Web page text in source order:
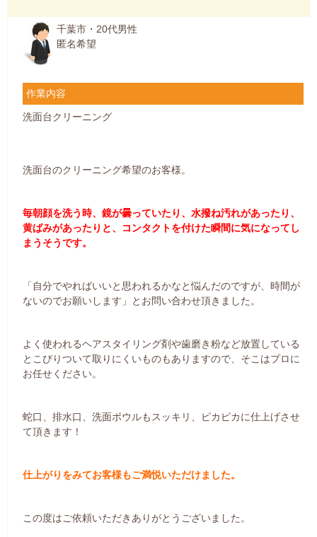
千葉市・20代男性
匿名希望
作業内容
洗面台クリーニング
洗面台のクリーニング希望のお客様。
毎朝顔を洗う時、鏡が曇っていたり、水撥ね汚れがあったり、
黄ばみがあったりと、コンタクトを付けた瞬間に気になってし
まうそうです。
「自分でやればいいと思われるかなと悩んだのですが、時間が
ないのでお願いします」とお問い合わせ頂きました。
よく使われるヘアスタイリング剤や歯磨き粉など放置している
とこびりついて取りにくいものもありますので、そこはプロに
お任せください。
蛇口、排水口、洗面ボウルもスッキリ、ピカピカに仕上げさせ
て頂きます！
仕上がりをみてお客様もご満悦いただけました。
この度はご依頼いただきありがとうございました。